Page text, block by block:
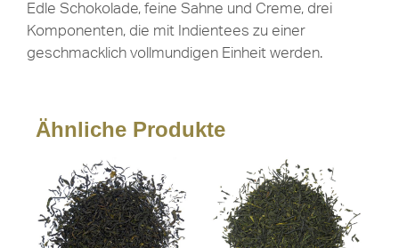
Edle Schokolade, feine Sahne und Creme, drei
Komponenten, die mit Indientees zu einer
geschmacklich vollmundigen Einheit werden.
Ähnliche Produkte